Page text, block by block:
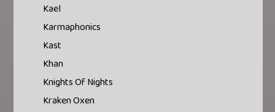
Kael
Karmaphonics
Kast
Khan
Knights Of Nights
Kraken Oxen